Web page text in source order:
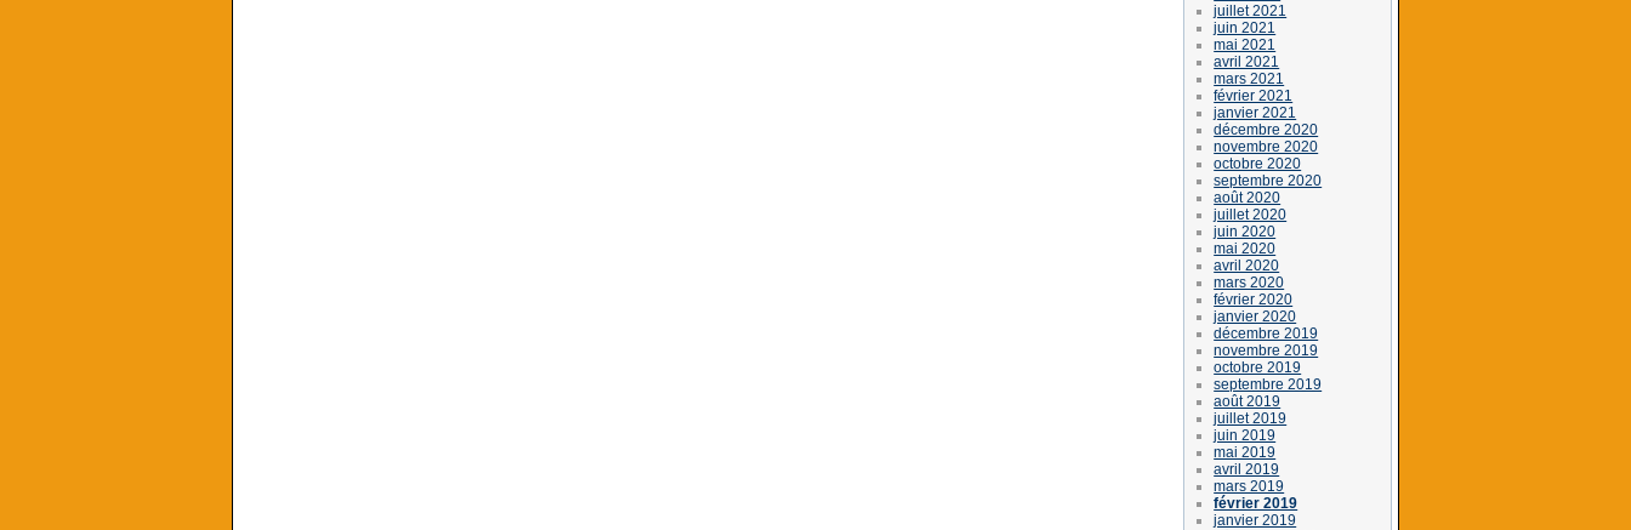
juillet 2021
juin 2021
mai 2021
avril 2021
mars 2021
février 2021
janvier 2021
décembre 2020
novembre 2020
octobre 2020
septembre 2020
août 2020
juillet 2020
juin 2020
mai 2020
avril 2020
mars 2020
février 2020
janvier 2020
décembre 2019
novembre 2019
octobre 2019
septembre 2019
août 2019
juillet 2019
juin 2019
mai 2019
avril 2019
mars 2019
février 2019
janvier 2019